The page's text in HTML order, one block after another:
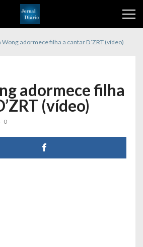
Wong adormece filha a cantar D’ZRT (vídeo)
adormece filha
(vídeo)
0